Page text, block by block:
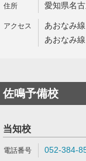
愛知県名
あおなみ
あおなみ
佐鳴予備校
当知校
052-384-